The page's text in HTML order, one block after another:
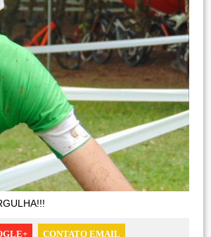
CONTATO EMAIL